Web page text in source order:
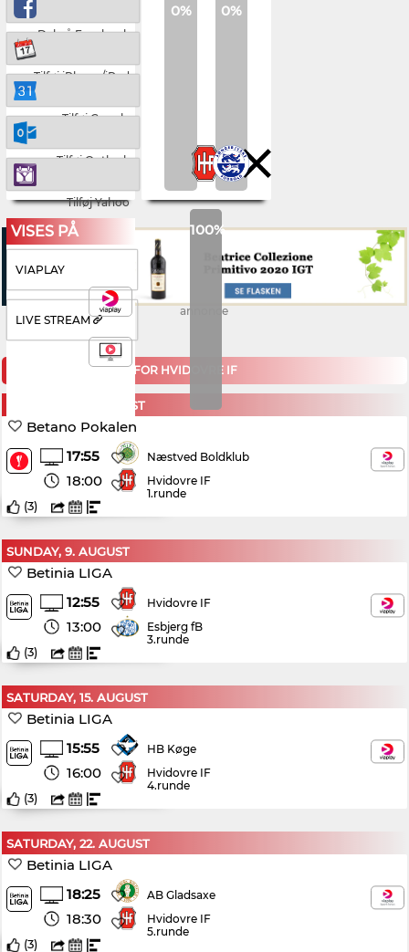
Del på Facebook
Tilføj iPhone/iPad
Tilføj Google
Tilføj Outlook
Tilføj Yahoo
0% 0%
100%
VISES PÅ
VIAPLAY
LIVE STREAM
annonce
KOMMENDE KAMPE FOR HVIDOVRE IF
THURSDAY, 6. AUGUST
Betano Pokalen
17:55
18:00
Næstved Boldklub
Hvidovre IF
1.runde
(3)
SUNDAY, 9. AUGUST
Betinia LIGA
12:55
13:00
Hvidovre IF
Esbjerg fB
3.runde
(3)
SATURDAY, 15. AUGUST
Betinia LIGA
15:55
16:00
HB Køge
Hvidovre IF
4.runde
(3)
SATURDAY, 22. AUGUST
Betinia LIGA
18:25
18:30
AB Gladsaxe
Hvidovre IF
5.runde
(3)